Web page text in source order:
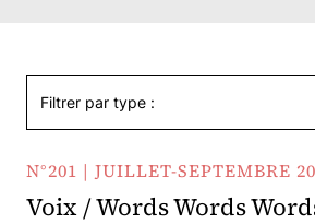
Filtrer par type :
N°201 | JUILLET-SEPTEMBRE
Voix / Words Words